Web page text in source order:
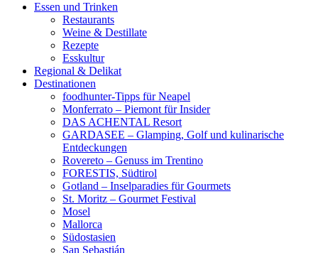
Essen und Trinken
Restaurants
Weine & Destillate
Rezepte
Esskultur
Regional & Delikat
Destinationen
foodhunter-Tipps für Neapel
Monferrato – Piemont für Insider
DAS ACHENTAL Resort
GARDASEE – Glamping, Golf und kulinarische
Entdeckungen
Rovereto – Genuss im Trentino
FORESTIS, Südtirol
Gotland – Inselparadies für Gourmets
St. Moritz – Gourmet Festival
Mosel
Mallorca
Südostasien
San Sebastián